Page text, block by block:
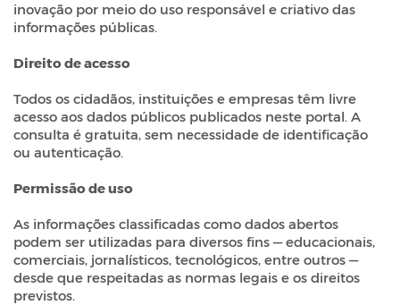
inovação por meio do uso responsável e criativo das
informações públicas.
Direito de acesso
Todos os cidadãos, instituições e empresas têm livre
acesso aos dados públicos publicados neste portal. A
consulta é gratuita, sem necessidade de identificação
ou autenticação.
Permissão de uso
As informações classificadas como dados abertos
podem ser utilizadas para diversos fins — educacionais,
comerciais, jornalísticos, tecnológicos, entre outros —
desde que respeitadas as normas legais e os direitos
previstos.